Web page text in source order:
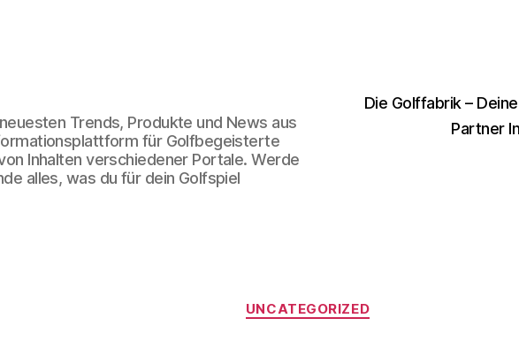
Trends, Produkte und News aus
für Golfbegeisterte
Inhalten verschiedener Portale. Werde
alles, was du für dein Golfspiel
Die Golffabrik –
Partner
Kategorien
UNCATEGORIZED